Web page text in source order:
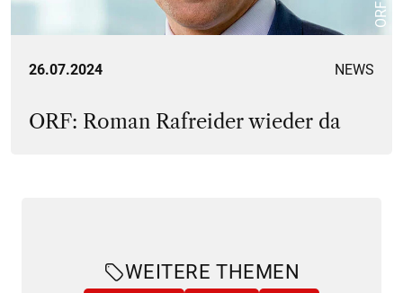
ORF
26.07.2024 NEWS
ORF: Roman Rafreider wieder da
WEITERE THEMEN